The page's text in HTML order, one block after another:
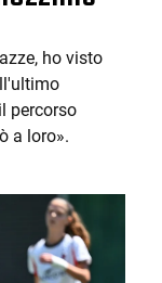
ho visto
percorso
a loro».